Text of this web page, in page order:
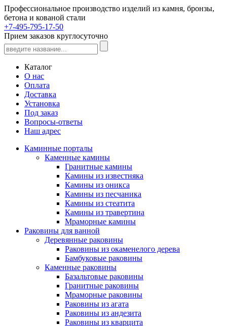
Профессиональное производство изделий из камня, бронзы,
бетона и кованой стали
+7-495-795-17-50
Прием заказов круглосуточно
Каталог
О нас
Оплата
Доставка
Установка
Под заказ
Вопросы-ответы
Наш адрес
Каминные порталы
Каменные камины
Гранитные камины
Камины из известняка
Камины из оникса
Камины из песчаника
Камины из стеатита
Камины из травертина
Мраморные камины
Раковины для ванной
Деревянные раковины
Раковины из окаменелого дерева
Бамбуковые раковины
Каменные раковины
Базальтовые раковины
Гранитные раковины
Мраморные раковины
Раковины из агата
Раковины из андезита
Раковины из кварцита